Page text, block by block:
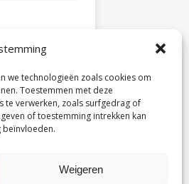
we technologieën zoals cookies om
Toestemmen met deze
te verwerken, zoals surfgedrag of
of toestemming intrekken kan
beïnvloeden.
Weigeren